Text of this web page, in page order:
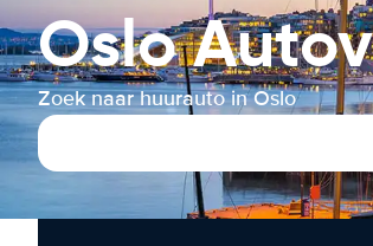
Oslo
Zoek naar huurauto in Oslo